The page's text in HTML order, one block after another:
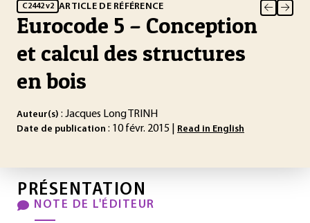
C2442 v2 ARTICLE DE RÉFÉRENCE
Eurocode 5 – Conception
et calcul des structures
en bois
Auteur(s) : Jacques Long TRINH
Date de publication : 10 févr. 2015 | Read in English
PRÉSENTATION
NOTE DE L'ÉDITEUR